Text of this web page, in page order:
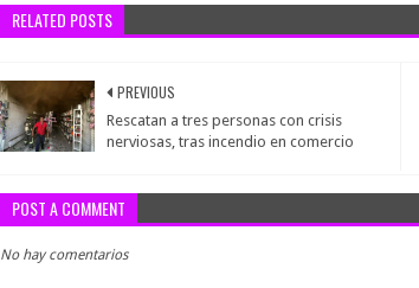
RELATED POSTS
PREVIOUS
Rescatan a tres personas con crisis
nerviosas, tras incendio en comercio
POST A COMMENT
No hay comentarios